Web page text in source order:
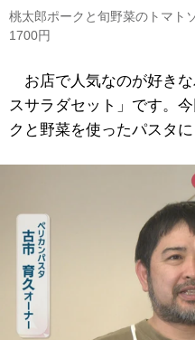
桃太郎ポークと旬野菜のトマト
1700円
お店で人気なのが好きな
スサラダセット」です。
クと野菜を使ったパスタに